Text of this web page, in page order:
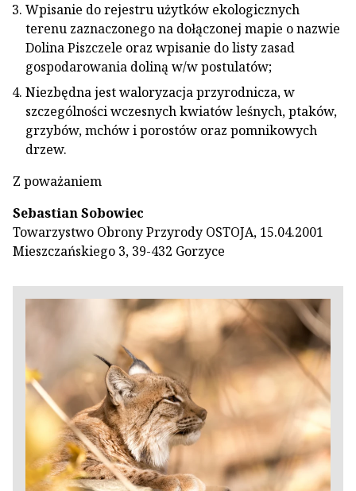
Wpisanie do rejestru użytków ekologicznych
terenu zaznaczonego na dołączonej mapie o na­zwie
Dolina Piszczele oraz wpisanie do listy za­sad
gospodarowania doliną w/w postulatów;
Niezbędna jest waloryzacja przyrodnicza, w
szczególności wczesnych kwiatów leśnych, ptaków,
grzybów, mchów i porostów oraz po­mnikowych
drzew.
Z poważaniem
Sebastian Sobowiec
Towarzystwo Obrony Przyrody OSTOJA, 15.04.2001
Mieszczańskiego 3, 39-432 Gorzyce